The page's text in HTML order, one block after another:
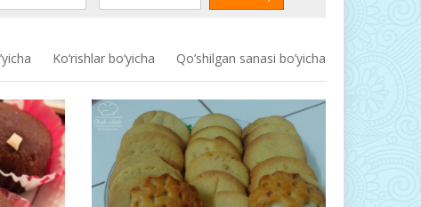
Ko‘rishlar bo‘yicha Qo’shilgan sanasi bo’yicha